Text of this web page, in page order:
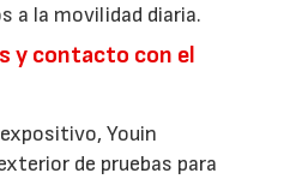
a la movilidad diaria.
y contacto con el
Youin
de pruebas para